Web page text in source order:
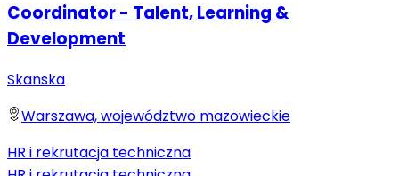
Coordinator - Talent, Learning &
Development
Skanska
Warszawa, województwo mazowieckie
HR i rekrutacja techniczna